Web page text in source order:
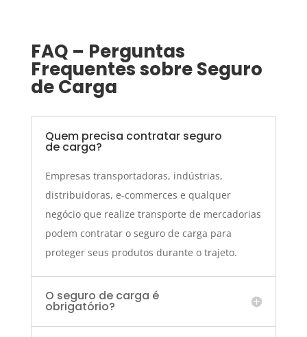
FAQ – Perguntas
Frequentes sobre Seguro
de Carga
Quem precisa contratar seguro
de carga?
Empresas transportadoras, indústrias,
distribuidoras, e-commerces e qualquer
negócio que realize transporte de mercadorias
podem contratar o seguro de carga para
proteger seus produtos durante o trajeto.
O seguro de carga é
obrigatório?